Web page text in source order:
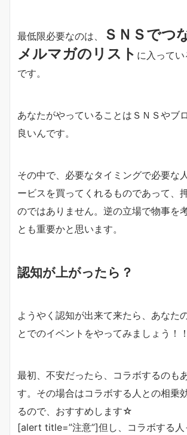
最低限必要なのは、 ＳＮＳでつ
メルマガのリスト に入って
です。
あなたがやっていることはＳＮＳやブ
良いんです。
その中で、必要なタイミングで必要な
ービスを買ってくれるものであって、
のではありません。逆の立場で物事を
とも重要かと思います。
認知が上がったら？
ようやく認知が出来て来たら、あなた
とでのイベントをやってみましょう！！
最初、不安だったら、コラボするのも
す。その場合はコラボする人との相乗
るので、おすすめします☆
[alert title=”注意”]但し、コラボする人